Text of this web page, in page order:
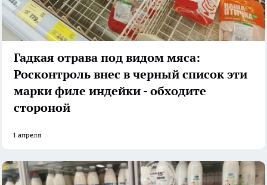
Гадкая отрава под видом мяса:
Росконтроль внес в черный список эти
марки филе индейки - обходите
стороной
1 апреля